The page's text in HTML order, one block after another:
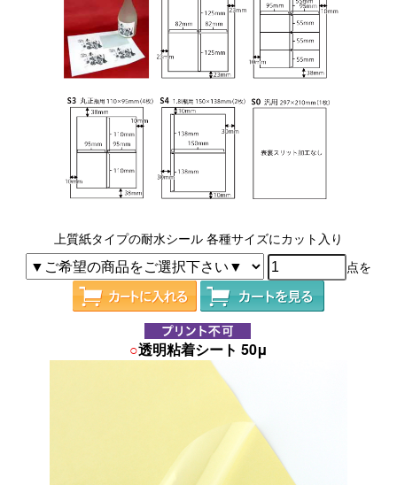
上質紙タイプの耐水シール 各種サイズにカット入り
点を
○透明粘着シート 50μ